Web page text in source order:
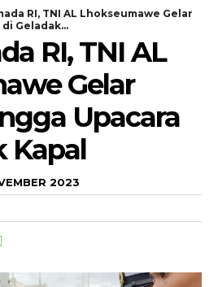
RI, TNI AL Lhokseumawe Gelar
Geladak...
RI, TNI AL
Gelar
Upacara
Kapal
2023